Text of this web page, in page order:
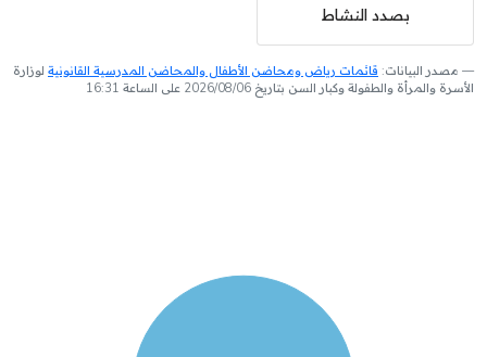
بصدد النشاط
مصدر البيانات: قائمات رياض ومحاضن الأطفال والمحاضن المدرسية القانونية لوزارة
الأسرة والمرأة والطفولة وكبار السن بتاريخ 2026/08/06 على الساعة 16:31